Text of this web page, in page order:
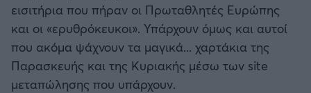
Τσέλσι
Άρσεναλ
εισιτήρια που πήραν οι Πρωταθλητές Ευρώπης
και οι «ερυθρόκευκοι». Υπάρχουν όμως και αυτοί
που ακόμα ψάχνουν τα μαγικά... χαρτάκια της
Παρασκευής και της Κυριακής μέσω των site
μεταπώλησης που υπάρχουν.